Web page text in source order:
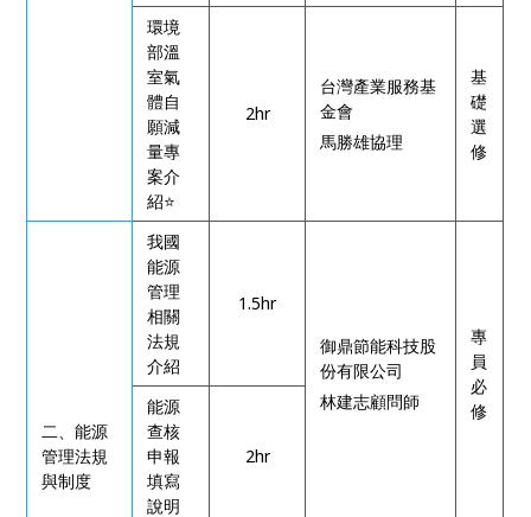
環境
部溫
室氣
體自
願減
量專
案介
紹⭐
2hr
台灣產業服務基
金會
馬勝雄協理
基
礎
選
修
二、能源
管理法規
與制度
我國
能源
管理
相關
法規
介紹
1.5hr
御鼎節能科技股
份有限公司
林建志顧問師
專
員
必
修
能源
查核
申報
填寫
說明
2hr